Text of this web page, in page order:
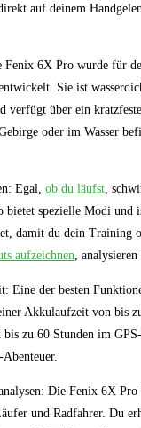
auf deinem
Fenix 6X Pro wurde für
⁢Sie ​ist
verfügt über ein
oder im Wasser
Egal, ob du läufst,‌
bietet spezielle​ Modi und‍
damit‌ du⁤ dein Training
aufzeichnen, analysieren
Eine der besten
Akkulaufzeit von bis
bis zu 60 ⁢Stunden ‍im
Die Fenix 6X ‍Pro
und Radfahrer. Du